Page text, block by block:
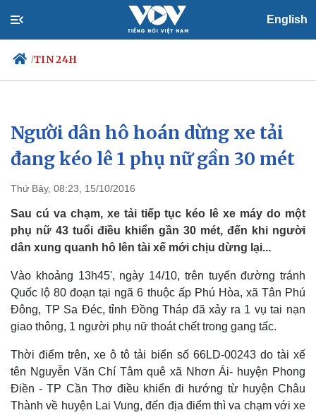
English
/TIN 24H
Chính trị
Đảng
Tổ chức nhân sự
Nhận diện sự thật
Xã hội
Tin 24h
Dự báo thời tiết
Việc làm
Biển đảo
Người dân hô hoán dừng xe tải
đang kéo lê 1 phụ nữ gần 30 mét
Thứ Bảy, 08:23, 15/10/2016
Sau cú va chạm, xe tải tiếp tục kéo lê xe máy do một
phụ nữ 43 tuổi điều khiển gần 30 mét, đến khi người
dân xung quanh hô lên tài xế mới chịu dừng lại...
Vào khoảng 13h45', ngày 14/10, trên tuyến đường tránh
Quốc lộ 80 đoạn tại ngã 6 thuộc ấp Phú Hòa, xã Tân Phú
Đông, TP Sa Đéc, tỉnh Đồng Tháp đã xảy ra 1 vụ tai nạn
giao thông, 1 người phụ nữ thoát chết trong gang tấc.
Thời điểm trên, xe ô tô tải biển số 66LD-00243 do tài xế
tên Nguyễn Văn Chí Tâm quê xã Nhơn Ái- huyện Phong
Điền - TP Cần Thơ điều khiển đi hướng từ huyện Châu
Thành về huyện Lai Vung, đến địa điểm thì va chạm với xe